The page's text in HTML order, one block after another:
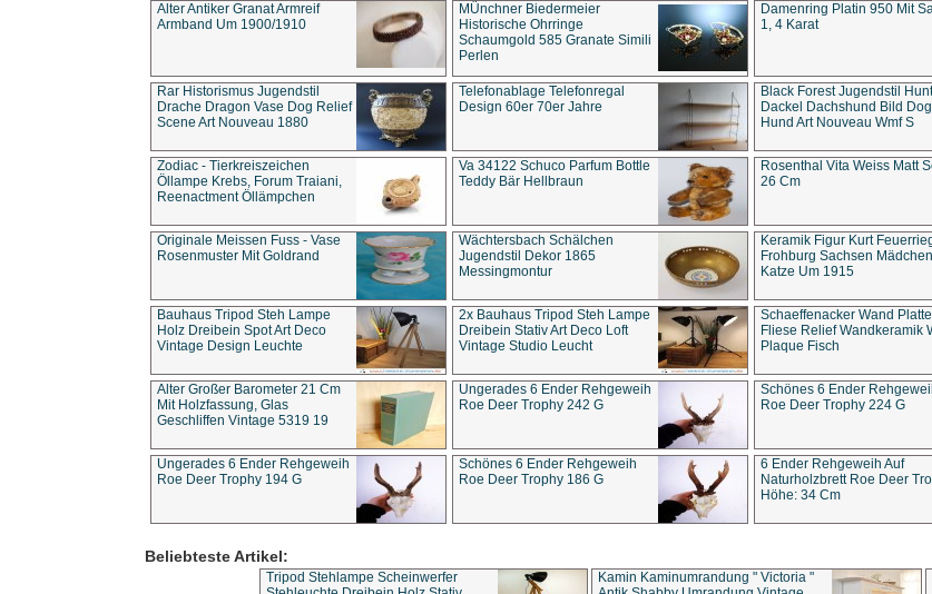
Alter Antiker Granat Armreif
Armband Um 1900/1910
MÜnchner Biedermeier
Historische Ohrringe
Schaumgold 585 Granate Simili
Perlen
Damenring Platin 950 Mit
1, 4 Karat
Rar Historismus Jugendstil
Drache Dragon Vase Dog Relief
Scene Art Nouveau 1880
Telefonablage Telefonregal
Design 60er 70er Jahre
Black Forest Jugendstil
Dackel Dachshund Bild Dog
Hund Art Nouveau Wmf S
Zodiac - Tierkreiszeichen
Öllampe Krebs, Forum Traiani,
Reenactment Öllämpchen
Va 34122 Schuco Parfum Bottle
Teddy Bär Hellbraun
Rosenthal Vita Weiss Matt
26 Cm
Originale Meissen Fuss - Vase
Rosenmuster Mit Goldrand
Wächtersbach Schälchen
Jugendstil Dekor 1865
Messingmontur
Keramik Figur Kurt
Frohburg Sachsen
Katze Um 1915
Bauhaus Tripod Steh Lampe
Holz Dreibein Spot Art Deco
Vintage Design Leuchte
2x Bauhaus Tripod Steh Lampe
Dreibein Stativ Art Deco Loft
Vintage Studio Leucht
Schaeffenacker Wand Platte
Fliese Relief Wandkeramik
Plaque Fisch
Alter Großer Barometer 21 Cm
Mit Holzfassung, Glas
Geschliffen Vintage 5319 19
Ungerades 6 Ender Rehgeweih
Roe Deer Trophy 242 G
Schönes 6 Ender
Roe Deer Trophy 224 G
Ungerades 6 Ender Rehgeweih
Roe Deer Trophy 194 G
Schönes 6 Ender Rehgeweih
Roe Deer Trophy 186 G
6 Ender Rehgeweih Auf
Naturholzbrett Roe Deer
Höhe: 34 Cm
Beliebteste Artikel:
Tripod Stehlampe Scheinwerfer
Kamin Kaminumrandung " Victoria "